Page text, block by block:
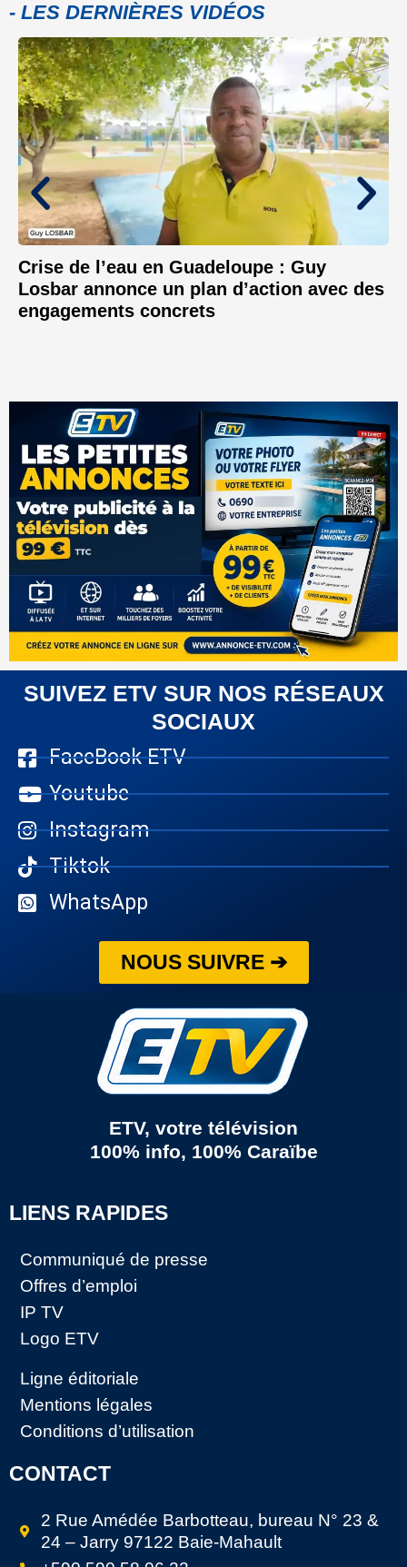
- LES DERNIÈRES VIDÉOS
Crise de l’eau en Guadeloupe : Guy
Losbar annonce un plan d’action avec des
engagements concrets
SUIVEZ ETV SUR NOS RÉSEAUX
SOCIAUX
FaceBook ETV
Youtube
Instagram
Tiktok
WhatsApp
NOUS SUIVRE ➔
ETV, votre télévision
100% info, 100% Caraïbe
LIENS RAPIDES
Communiqué de presse
Offres d’emploi
IP TV
Logo ETV
Ligne éditoriale
Mentions légales
Conditions d’utilisation
CONTACT
2 Rue Amédée Barbotteau, bureau N° 23 &
24 – Jarry 97122 Baie-Mahault